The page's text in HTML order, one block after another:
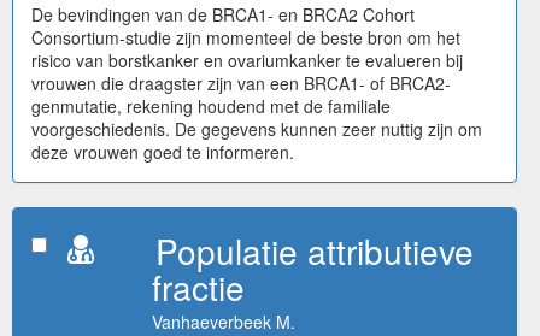
De bevindingen van de BRCA1- en BRCA2 Cohort
Consortium-studie zijn momenteel de beste bron om het
risico van borstkanker en ovariumkanker te evalueren bij
vrouwen die draagster zijn van een BRCA1- of BRCA2-
genmutatie, rekening houdend met de familiale
voorgeschiedenis. De gegevens kunnen zeer nuttig zijn om
deze vrouwen goed te informeren.
Populatie attributieve
fractie
Vanhaeverbeek M.